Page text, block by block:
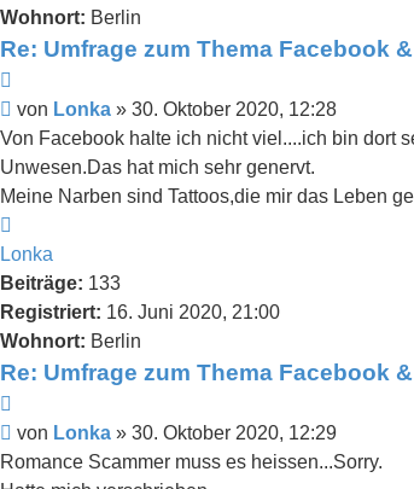
Wohnort: Berlin
Re: Umfrage zum Thema Facebook
Beitrag
von Lonka » 30. Oktober 2020, 12:28
Von Facebook halte ich nicht viel....ich bin dort
Unwesen.Das hat mich sehr genervt.
Meine Narben sind Tattoos,die mir das Leben
oben
Lonka
Beiträge: 133
Registriert: 16. Juni 2020, 21:00
Wohnort: Berlin
Re: Umfrage zum Thema Facebook
Beitrag
von Lonka » 30. Oktober 2020, 12:29
Romance Scammer muss es heissen...Sorry.